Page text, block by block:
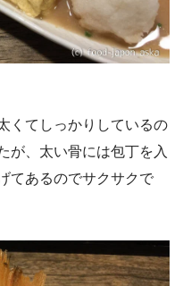
くてしっかりしているの
が、太い骨には包丁を入
てあるのでサクサクで